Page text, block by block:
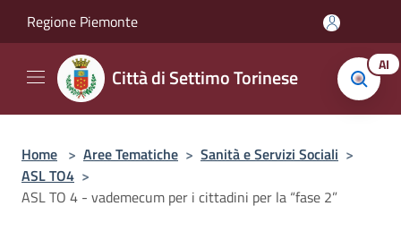
Regione Piemonte
Città di Settimo Torinese AI
Home > Aree Tematiche > Sanità e Servizi Sociali >
ASL TO4 >
ASL TO 4 - vademecum per i cittadini per la “fase 2”